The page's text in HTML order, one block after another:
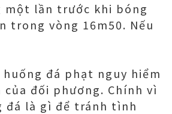
một lần trước khi bóng
trong vòng 16m50. Nếu
đá phạt nguy hiểm
đối phương. Chính vì
đá là gì để tránh tình